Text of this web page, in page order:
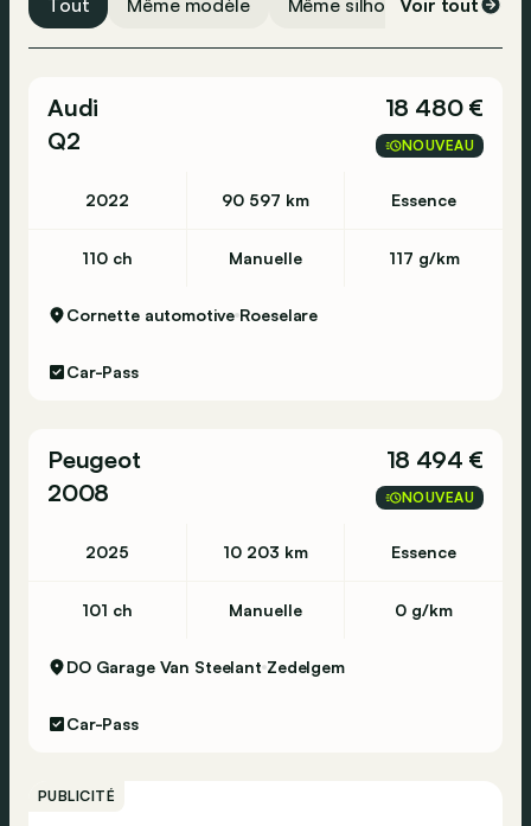
Vérification de la pression des pneus
Appel d'urgence
Tout Même modèle Même silhouette Même
Voir tout
Audi
Q2
18 480 €
NOUVEAU
2022 90 597 km Essence
110 ch Manuelle 117 g/km
Cornette automotive Roeselare
Car-Pass
Peugeot
2008
18 494 €
NOUVEAU
2025 10 203 km Essence
101 ch Manuelle 0 g/km
DO Garage Van Steelant Zedelgem
Car-Pass
PUBLICITÉ